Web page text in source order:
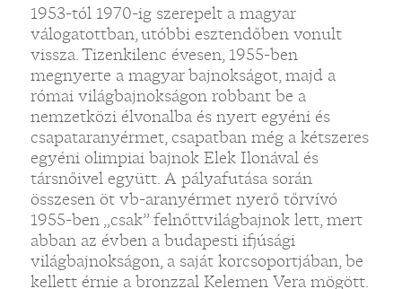
1953-tól 1970-ig szerepelt a magyar
válogatottban, utóbbi esztendőben vonult
vissza. Tizenkilenc évesen, 1955-ben
megnyerte a magyar bajnokságot, majd a
római világbajnokságon robbant be a
nemzetközi élvonalba és nyert egyéni és
csapataranyérmet, csapatban még a kétszeres
egyéni olimpiai bajnok Elek Ilonával és
társnőivel együtt. A pályafutása során
összesen öt vb-aranyérmet nyerő tőrvívó
1955-ben „csak” felnőttvilágbajnok lett, mert
abban az évben a budapesti ifjúsági
világbajnokságon, a saját korcsoportjában, be
kellett érnie a bronzzal Kelemen Vera mögött.